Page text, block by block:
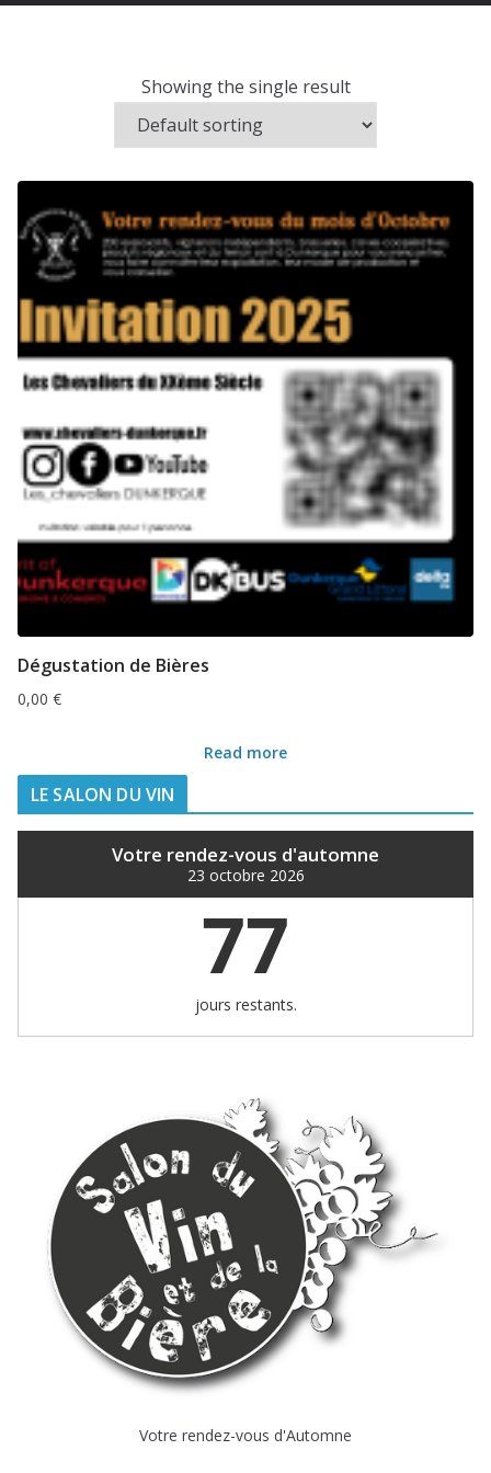
Showing the single result
Dégustation de Bières
0,00 €
Read more
LE SALON DU VIN
Votre rendez-vous d'automne
23 octobre 2026
77
jours restants.
Votre rendez-vous d'Automne